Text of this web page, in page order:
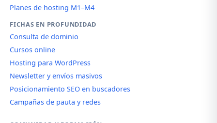
Planes de hosting M1–M4
FICHAS EN PROFUNDIDAD
Consulta de dominio
Cursos online
Hosting para WordPress
Newsletter y envíos masivos
Posicionamiento SEO en buscadores
Campañas de pauta y redes